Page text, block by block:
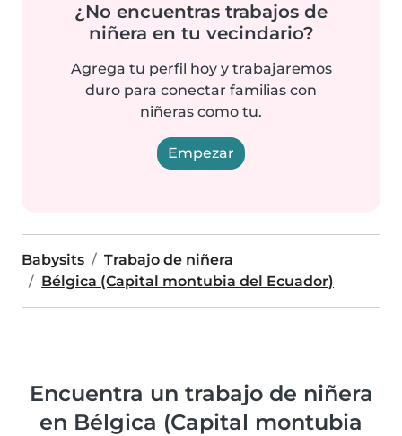
¿No encuentras trabajos de
niñera en tu vecindario?
Agrega tu perfil hoy y trabajaremos
duro para conectar familias con
niñeras como tu.
Empezar
Babysits
Trabajo de niñera
Bélgica (Capital montubia del Ecuador)
Encuentra un trabajo de niñera
en Bélgica (Capital montubia